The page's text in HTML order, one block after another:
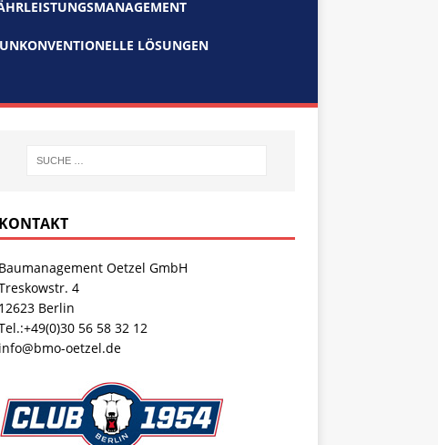
UNKONVENTIONELLE LÖSUNGEN
KONTAKT
Baumanagement Oetzel GmbH
4
12623 Berlin
56 58 32 12
info@bmo-oetzel.de